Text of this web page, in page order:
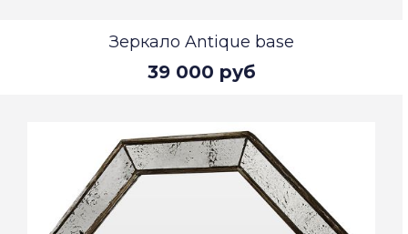
Зеркало Antique base
39 000 руб